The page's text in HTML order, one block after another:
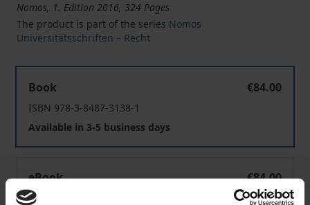
Nomos, 1. Edition 2016, 324 Pages
The product is part of the series Nomos
Universitätsschriften – Recht
Book
€84.00
ISBN 978-3-8487-3138-1
Available in 3-5 business days
eBook
€84.00
ISBN 978-3-8452-7511-6